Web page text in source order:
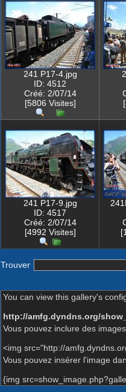
241 P17-4.jpg
ID: 4512
Créé: 2/07/14
[5806 Visites]
241 P17-9.jpg
ID: 4517
Créé: 2/07/14
[4992 Visites]
Trouver
You can view this gallery's
http://amfg.dyndns.org/
Vous pouvez inclure des
<img src="http://
Vous pouvez insérer l'image
{img